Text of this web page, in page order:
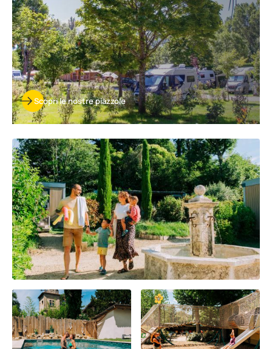
Scopri le nostre piazzole